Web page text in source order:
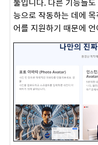
능으로 작동하는 데에
어를 지원하기 때문에